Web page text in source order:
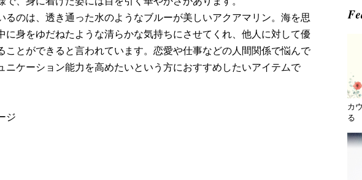
るのは、透き通った水のようなブルーが美しいアクアマリン。海を思
に身をゆだねたような清らかな気持ちにさせてくれ、他人に対して優
ことができると言われています。恋愛や仕事などの人間関係で悩んで
ニケーション能力を高めたいという方におすすめしたいアイテムで
ジ
カ
る